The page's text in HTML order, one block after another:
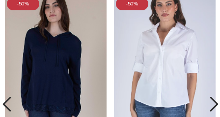
-50% -50%